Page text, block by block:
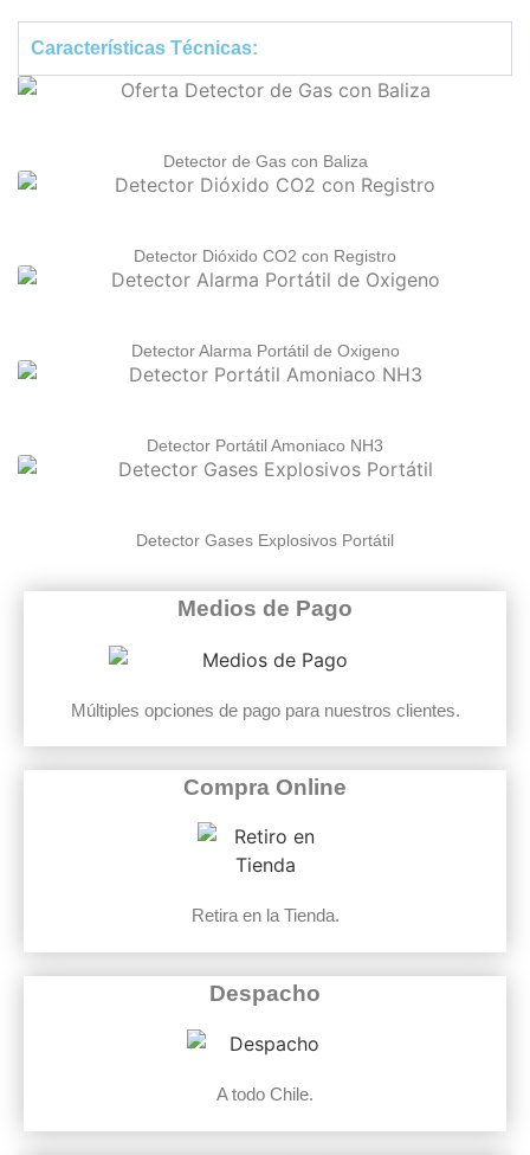
Características Técnicas:
Detector de Gas con Baliza
Detector Dióxido CO2 con Registro
Detector Alarma Portátil de Oxigeno
Detector Portátil Amoniaco NH3
Detector Gases Explosivos Portátil
Medios de Pago
Múltiples opciones de pago para nuestros clientes.
Compra Online
Retira en la Tienda.
Despacho
A todo Chile.